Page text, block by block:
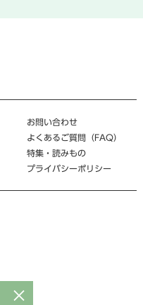
お問い合わせ
よくあるご質問（FAQ）
特集・読みもの
プライバシーポリシー
×